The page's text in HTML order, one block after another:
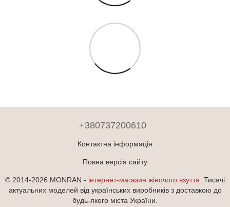
+380737200610
Контактна інформація
Повна версія сайту
© 2014-2026 MONRAN - інтернет-магазин жіночого взуття . Тисячі
актуальних моделей від українських виробників з доставкою до
будь-якого міста України.